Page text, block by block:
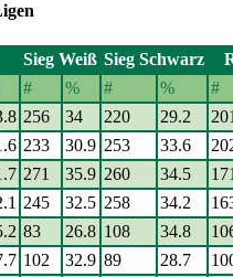
Sieg Weiß Sieg Schwarz
# % # %
#
256 34 220 29.2
233 30.9 253 33.6
271 35.9 260 34.5
245 32.5 258 34.2
83 26.8 108 34.8
102 32.9 89 28.7